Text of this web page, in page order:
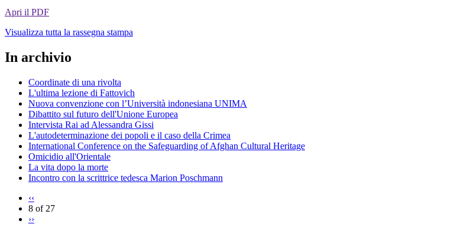
Apri il PDF
Visualizza tutta la rassegna stampa
In archivio
Coordinate di una rivolta
L'ultima lezione di Fattovich
Nuova convenzione con l’Università indonesiana UNIMA
Dibattito sul futuro dell'Unione Europea
Intervista Rai ad Alessandra Gissi
L'autodeterminazione dei popoli e il caso della Crimea
International Conference on the Safeguarding of Afghan Cultural Heritage
Omicidio all'Orientale
La vita dopo la morte
Incontro con la scrittrice tedesca Marion Poschmann
‹‹
8 of 27
››